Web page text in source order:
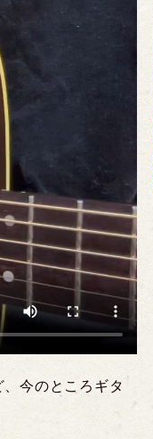
今のところギタ